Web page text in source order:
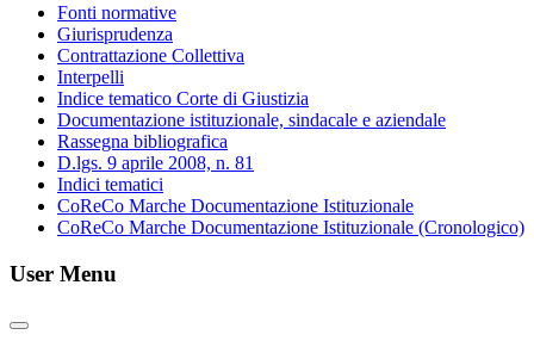
Fonti normative
Giurisprudenza
Contrattazione Collettiva
Interpelli
Indice tematico Corte di Giustizia
Documentazione istituzionale, sindacale e aziendale
Rassegna bibliografica
D.lgs. 9 aprile 2008, n. 81
Indici tematici
CoReCo Marche Documentazione Istituzionale
CoReCo Marche Documentazione Istituzionale (Cronologico)
User Menu